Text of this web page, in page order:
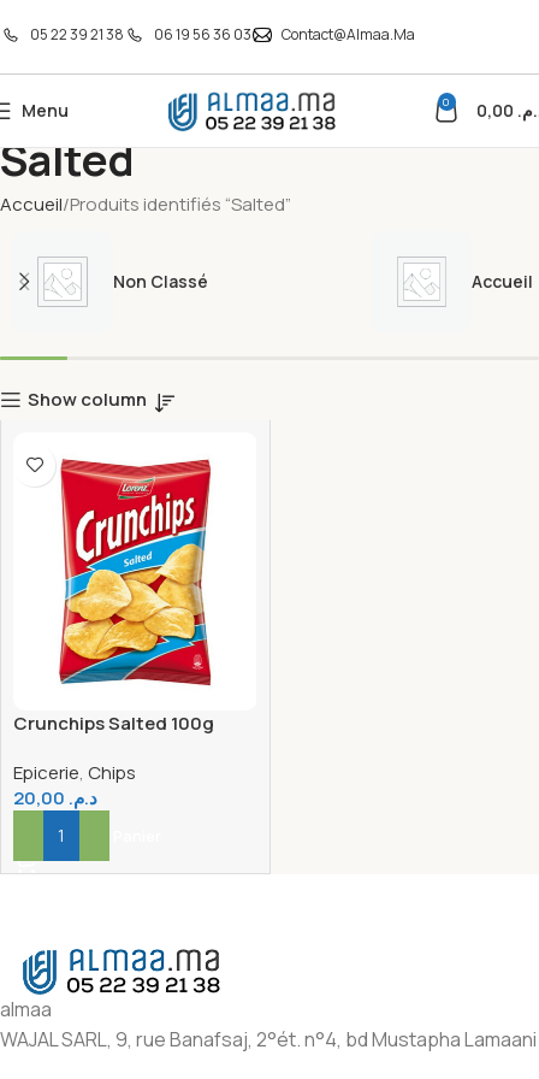
05 22 39 21 38 06 19 56 36 03 Contact@almaa.ma
Menu 0
Salted
Accueil Produits identifiés “Salted”
Non Classé Accueil
Show column
Crunchips Salted 100g
Epicerie, Chips
د.م.
Ajouter Au Panier
almaa
WAJAL SARL, 9, rue Banafsaj, 2°ét. n°4, bd Mustapha Lamaani